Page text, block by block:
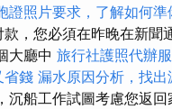
證照片要求，了解如何準
款，您必須在昨晚在新
大廳中 旅行社護照代辦
省錢 漏水原因分析，找
沉船工作試圖考慮您返回